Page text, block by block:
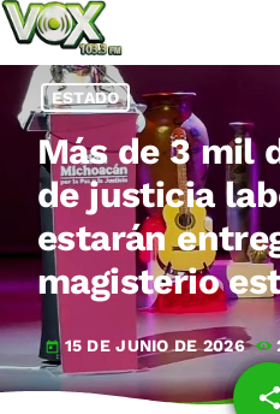
ESTADO
Más de 3 mil
de justicia
estarán
magisterio
today 15 DE JUNIO DE 2026
share
email